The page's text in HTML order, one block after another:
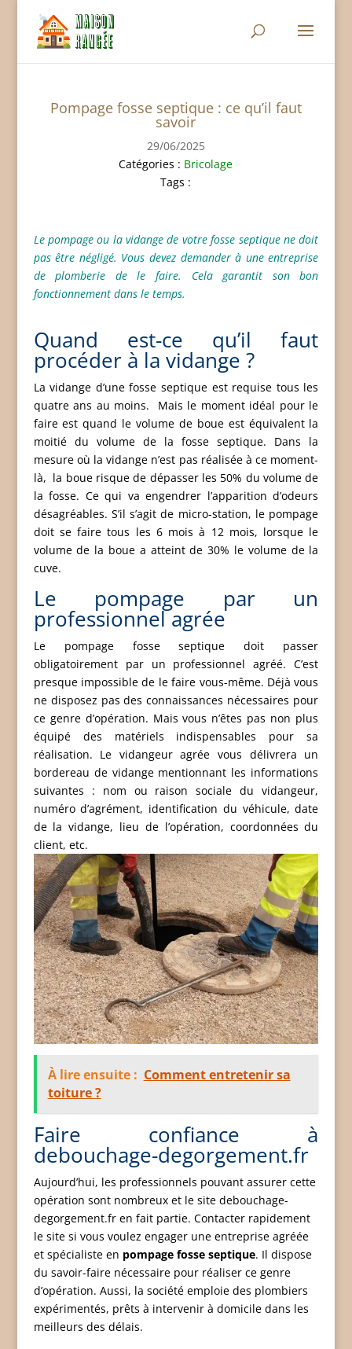
Pompage fosse septique : ce qu’il faut
savoir
29/06/2025
Catégories : Bricolage
Tags :
Le pompage ou la vidange de votre fosse septique ne doit
pas être négligé. Vous devez demander à une entreprise
de plomberie de le faire. Cela garantit son bon
fonctionnement dans le temps.
Quand est-ce qu’il faut
procéder à la vidange ?
La vidange d’une fosse septique est requise tous les
quatre ans au moins. Mais le moment idéal pour le
faire est quand le volume de boue est équivalent la
moitié du volume de la fosse septique. Dans la
mesure où la vidange n’est pas réalisée à ce moment-
là, la boue risque de dépasser les 50% du volume de
la fosse. Ce qui va engendrer l’apparition d’odeurs
désagréables. S’il s’agit de micro-station, le pompage
doit se faire tous les 6 mois à 12 mois, lorsque le
volume de la boue a atteint de 30% le volume de la
cuve.
Le pompage par un
professionnel agrée
Le pompage fosse septique doit passer
obligatoirement par un professionnel agréé. C’est
presque impossible de le faire vous-même. Déjà vous
ne disposez pas des connaissances nécessaires pour
ce genre d’opération. Mais vous n’êtes pas non plus
équipé des matériels indispensables pour sa
réalisation. Le vidangeur agrée vous délivrera un
bordereau de vidange mentionnant les informations
suivantes : nom ou raison sociale du vidangeur,
numéro d’agrément, identification du véhicule, date
de la vidange, lieu de l’opération, coordonnées du
client, etc.
À lire ensuite : Comment entretenir sa
toiture ?
Faire confiance à
debouchage-degorgement.fr
Aujourd’hui, les professionnels pouvant assurer cette
opération sont nombreux et le site debouchage-
degorgement.fr en fait partie. Contacter rapidement
le site si vous voulez engager une entreprise agréée
et spécialiste en pompage fosse septique. Il dispose
du savoir-faire nécessaire pour réaliser ce genre
d’opération. Aussi, la société emploie des plombiers
expérimentés, prêts à intervenir à domicile dans les
meilleurs des délais.